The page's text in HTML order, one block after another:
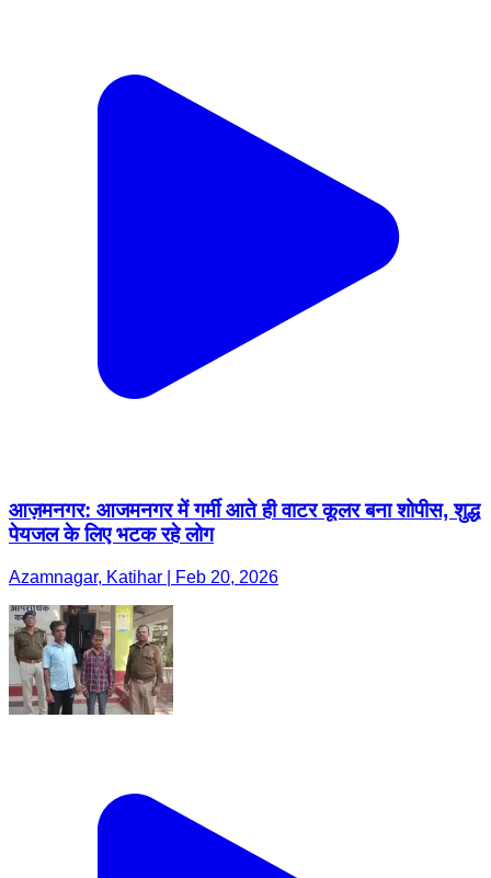
आज़मनगर: आजमनगर में गर्मी आते ही वाटर कूलर बना शोपीस, शुद्ध
पेयजल के लिए भटक रहे लोग
Azamnagar, Katihar | Feb 20, 2026